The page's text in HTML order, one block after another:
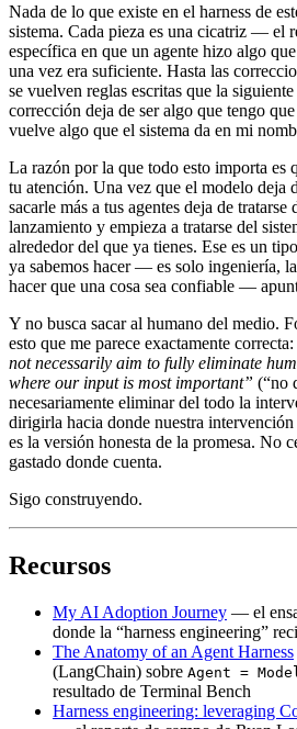
Nada de lo que existe en el harness de
sistema. Cada pieza es una cicatriz — el
específica en que un agente hizo algo
una vez era suficiente. Hasta las
se vuelven reglas escritas que la
corrección deja de ser algo que tengo
vuelve algo que el sistema da en mi
La razón por la que todo esto importa es
tu atención. Una vez que el modelo deja
sacarle más a tus agentes deja de
lanzamiento y empieza a tratarse del
alrededor del que ya tienes. Ese es un
ya sabemos hacer — es solo ingeniería,
hacer que una cosa sea confiable —
Y no busca sacar al humano del medio.
esto que me parece exactamente
not necessarily aim to fully eliminate
where our input is most important” (“no
necesariamente eliminar del todo la
dirigirla hacia donde nuestra intervención
es la versión honesta de la promesa.
gastado donde cuenta.
Sigo construyendo.
Recursos
My AI Adoption Journey — el
donde la “harness engineering”
The Anatomy of an Agent Harness
(LangChain) sobre Agent =
resultado de Terminal Bench
Harness engineering: leveraging